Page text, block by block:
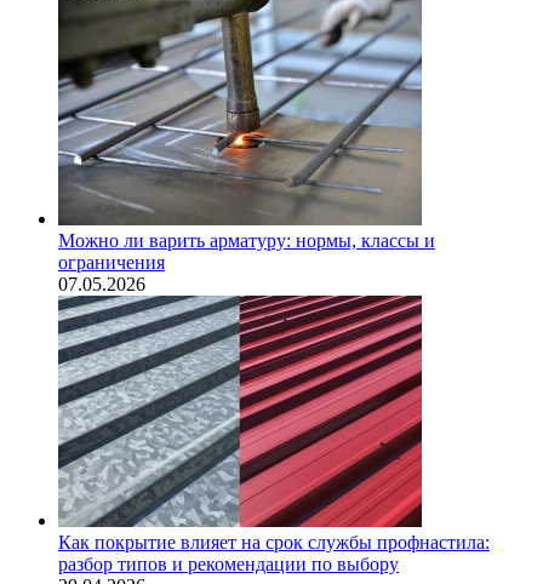
Можно ли варить арматуру: нормы, классы и
ограничения
07.05.2026
Как покрытие влияет на срок службы профнастила:
разбор типов и рекомендации по выбору